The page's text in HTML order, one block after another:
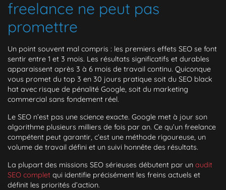
freelance ne peut pas
promettre
Un point souvent mal compris : les premiers effets SEO se font
sentir entre 1 et 3 mois. Les résultats significatifs et durables
apparaissent après 3 à 6 mois de travail continu. Quiconque
vous promet du top 3 en 30 jours pratique soit du SEO black
hat avec risque de pénalité Google, soit du marketing
commercial sans fondement réel.
Le SEO n’est pas une science exacte. Google met à jour son
algorithme plusieurs milliers de fois par an. Ce qu’un freelance
compétent peut garantir, c’est une méthode rigoureuse, un
volume de travail défini et un suivi honnête des résultats.
La plupart des missions SEO sérieuses débutent par un audit
SEO complet qui identifie précisément les freins actuels et
définit les priorités d’action.